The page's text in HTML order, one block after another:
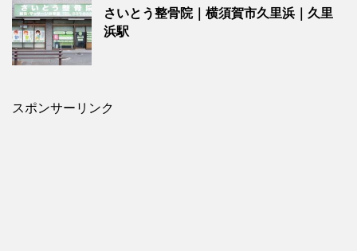
さいとう整骨院｜横須賀市久里浜｜久里
浜駅
スポンサーリンク